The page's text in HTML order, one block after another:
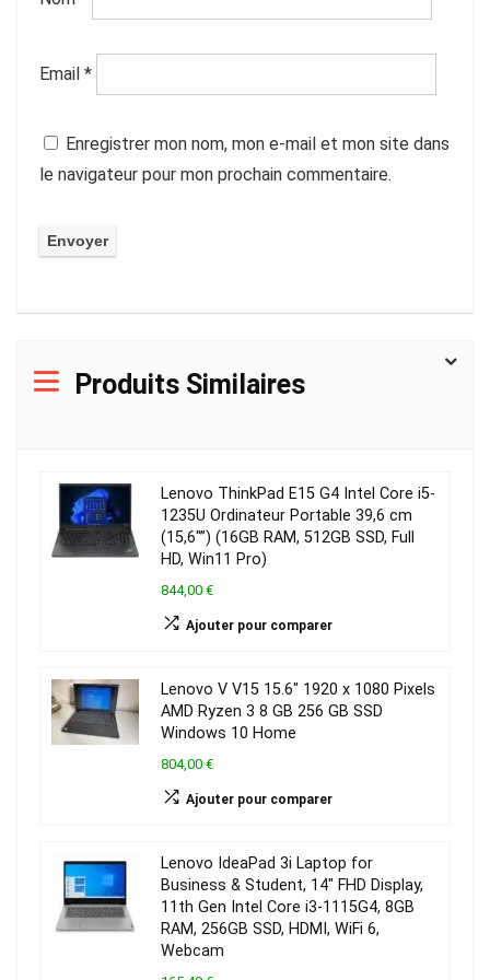
Email *
Enregistrer mon nom, mon e-mail et mon site dans
le navigateur pour mon prochain commentaire.
Produits Similaires
Lenovo ThinkPad E15 G4 Intel Core i5-
1235U Ordinateur Portable 39,6 cm
(15,6″”) (16GB RAM, 512GB SSD, Full
HD, Win11 Pro)
844,00 €
Ajouter pour comparer
Lenovo V V15 15.6″ 1920 x 1080 Pixels
AMD Ryzen 3 8 GB 256 GB SSD
Windows 10 Home
804,00 €
Ajouter pour comparer
Lenovo IdeaPad 3i Laptop for
Business & Student, 14″ FHD Display,
11th Gen Intel Core i3-1115G4, 8GB
RAM, 256GB SSD, HDMI, WiFi 6,
Webcam